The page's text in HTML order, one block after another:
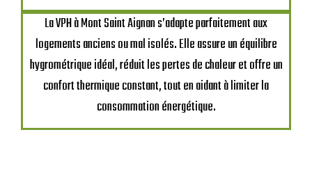
La VPH à Mont Saint Aignan s’adapte parfaitement aux
logements anciens ou mal isolés. Elle assure un équilibre
hygrométrique idéal, réduit les pertes de chaleur et offre un
confort thermique constant, tout en aidant à limiter la
consommation énergétique.